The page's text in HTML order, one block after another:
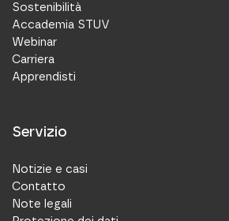
Sostenibilità
Accademia STUV
Webinar
Carriera
Apprendisti
Servizio
Notizie e casi
Contatto
Note legali